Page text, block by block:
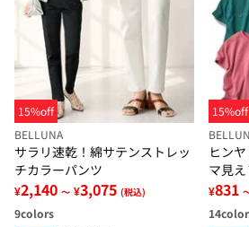
15%off
BELLUNA
サラリ速乾！綿サテンストレッ
チカラーパンツ
¥2,140 ～ ¥3,075 (税込)
9colors
15%off
ヒン
マ見
¥831
14